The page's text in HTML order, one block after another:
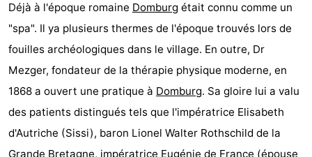
Déjà à l'époque romaine Domburg était connu comme un
"spa". Il ya plusieurs thermes de l'époque trouvés lors de
fouilles archéologiques dans le village. En outre, Dr
Mezger, fondateur de la thérapie physique moderne, en
1868 a ouvert une pratique à Domburg. Sa gloire lui a valu
des patients distingués tels que l'impératrice Elisabeth
d'Autriche (Sissi), baron Lionel Walter Rothschild de la
Grande Bretagne, impératrice Eugénie de France (épouse